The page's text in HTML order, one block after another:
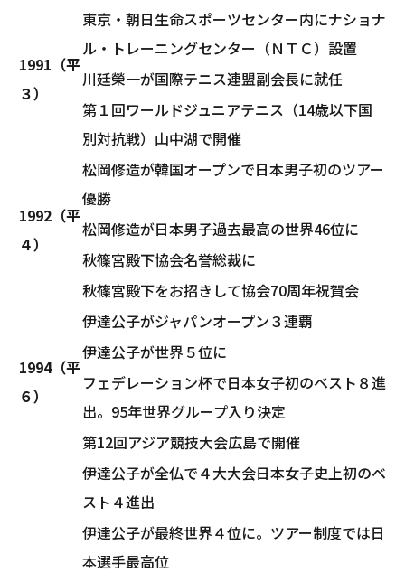
1991（平
３）
東京・朝日生命スポーツセンター内にナショナ
ル・トレーニングセンター（ＮＴＣ）設置
川廷榮一が国際テニス連盟副会長に就任
第１回ワールドジュニアテニス（14歳以下国
別対抗戦）山中湖で開催
1992（平
４）
松岡修造が韓国オープンで日本男子初のツアー
優勝
松岡修造が日本男子過去最高の世界46位に
秋篠宮殿下協会名誉総裁に
秋篠宮殿下をお招きして協会70周年祝賀会
1994（平
６）
伊達公子がジャパンオープン３連覇
伊達公子が世界５位に
フェデレーション杯で日本女子初のベスト８進
出。95年世界グループ入り決定
第12回アジア競技大会広島で開催
伊達公子が全仏で４大大会日本女子史上初のベ
スト４進出
伊達公子が最終世界４位に。ツアー制度では日
本選手最高位